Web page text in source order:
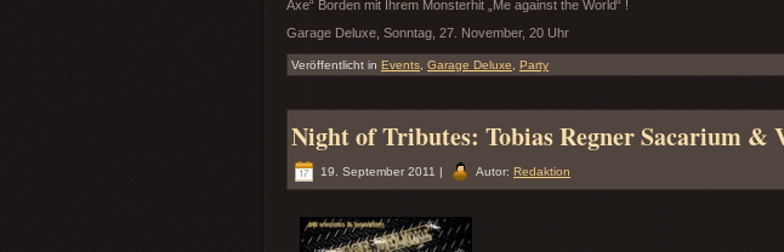
Axe“ Borden mit Ihrem Monsterhit „Me against the World“ !
Garage Deluxe, Sonntag, 27. November, 20 Uhr
Veröffentlicht in Events Garage Deluxe Party
Night of Tributes: Tobias Regner Sacarium &
19. September 2011 | Autor: Redaktion